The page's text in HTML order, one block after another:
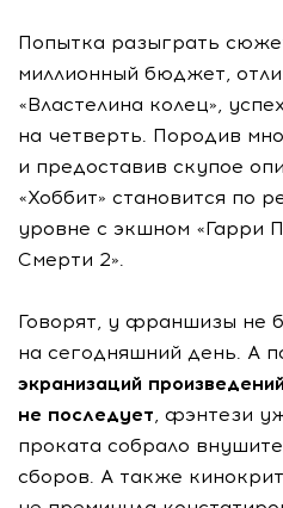
Попытка разыграть
миллионный бюджет,
«Властелина колец»,
на четверть. Породив
и предоставив скупое
«Хоббит» становится по
уровне с экшном «Гарри
Смерти 2».
Говорят, у франшизы не
на сегодняшний день. А
экранизаций
не последует, фэнтези
проката собрало
сборов. А также